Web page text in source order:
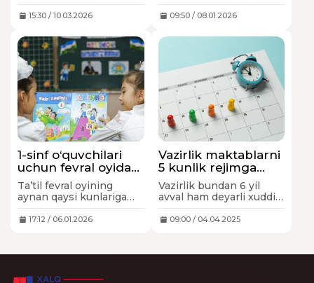
yilda maktablarda III
20-martga to‘g‘ri kelib,
IV chorak 28-mart
kunidan boshlanishi
kerak, ammo...
15:30 / 10.03.2026
olish kuni deb e’lon
dam olish kuni
mavzularni jurnalga
qanday tartibda
yozamiz?
09:50 / 08.01.2026
1-sinf o‘quvchilari
uchun fevral oyida
qo‘shimcha bir
haftalik ta’til beriladi
Ta’til fevral oyining
aynan qaysi kunlariga
ravishda belgilanadi.
17:12 / 06.01.2026
Vazirlik maktablarni
5 kunlik rejimga
o‘tolmasligini aytdi
Vazirlik bundan 6 yil
avval ham deyarli xuddi
sanab, maktablarni 5
ekanligini aytgandi.
09:00 / 04.04.2025